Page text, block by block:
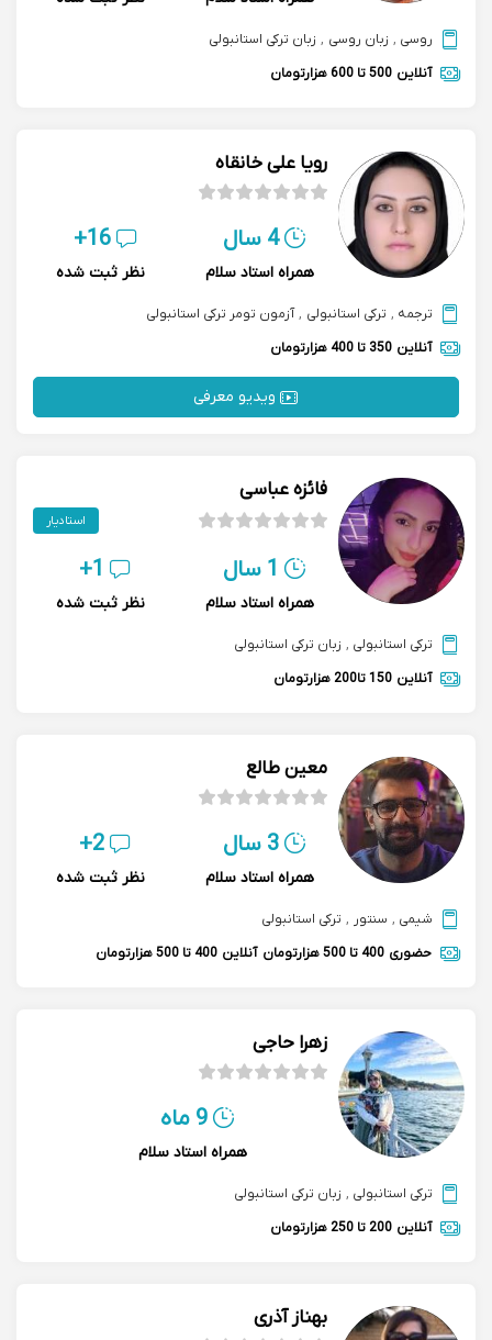
روسی , زبان روسی , زبان ترکی استانبولی
آنلاین 500 تا 600 هزارتومان
رویا علی خانقاه
4 سال
همراه استاد سلام
16+
نظر ثبت شده
ترجمه , ترکی استانبولی , آزمون تومر ترکی استانبولی
آنلاین 350 تا 400 هزارتومان
ویدیو معرفی
فائزه عباسی
استادیار
1 سال
همراه استاد سلام
1+
نظر ثبت شده
ترکی استانبولی , زبان ترکی استانبولی
آنلاین 150 تا200 هزارتومان
معین طالع
3 سال
همراه استاد سلام
2+
نظر ثبت شده
شیمی , سنتور , ترکی استانبولی
حضوری 400 تا 500 هزارتومان آنلاین 400 تا 500 هزارتومان
زهرا حاجی
9 ماه
همراه استاد سلام
ترکی استانبولی , زبان ترکی استانبولی
آنلاین 200 تا 250 هزارتومان
بهناز آذرى